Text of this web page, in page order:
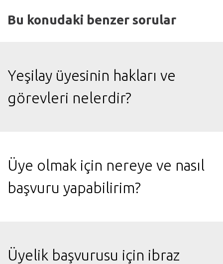
Bu konudaki benzer sorular
Yeşilay üyesinin hakları ve
görevleri nelerdir?
Üye olmak için nereye ve nasıl
başvuru yapabilirim?
Üyelik başvurusu için ibraz